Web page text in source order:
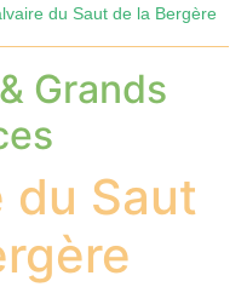
du Saut de la Bergère
Grands
du Saut